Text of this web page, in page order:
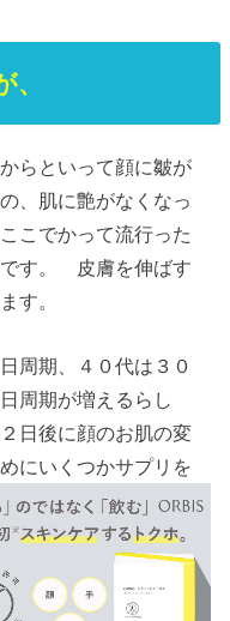
らといって顔に皺が
、肌に艶がなくなっ
こでかって流行った
です。 皮膚を伸ばす
す。
周期、４０代は３０
周期が増えるらし
日後に顔のお肌の変
にいくつかサプリを